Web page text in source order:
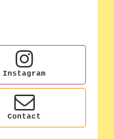
Instagram
Contact